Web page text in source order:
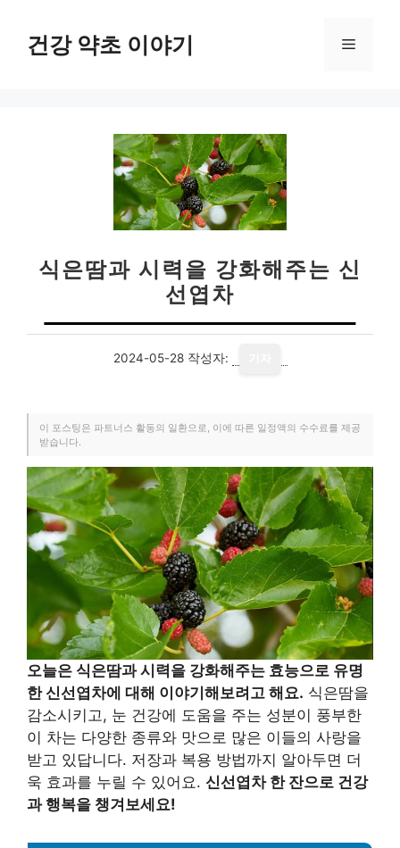
건강 약초 이야기 메
식은땀과 시력을 강화해주는 신
선엽차
2024-05-28 작성자:
이 포스팅은 파트너스 활동의 일환으로, 이에 따른 일정액의 수수료를 제공
받습니다.
오늘은 식은땀과 시력을 강화해주는 효능으로 유명
한 신선엽차에 대해 이야기해보려고 해요. 식은땀을
감소시키고, 눈 건강에 도움을 주는 성분이 풍부한
이 차는 다양한 종류와 맛으로 많은 이들의 사랑을
받고 있답니다. 저장과 복용 방법까지 알아두면 더
욱 효과를 누릴 수 있어요. 신선엽차 한 잔으로 건강
과 행복을 챙겨보세요!